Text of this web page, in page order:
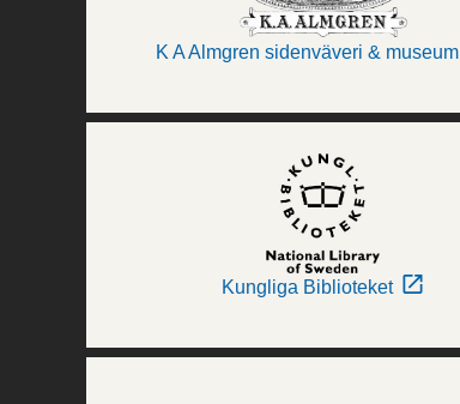
K A Almgren sidenväveri & museum
Kungliga Biblioteket